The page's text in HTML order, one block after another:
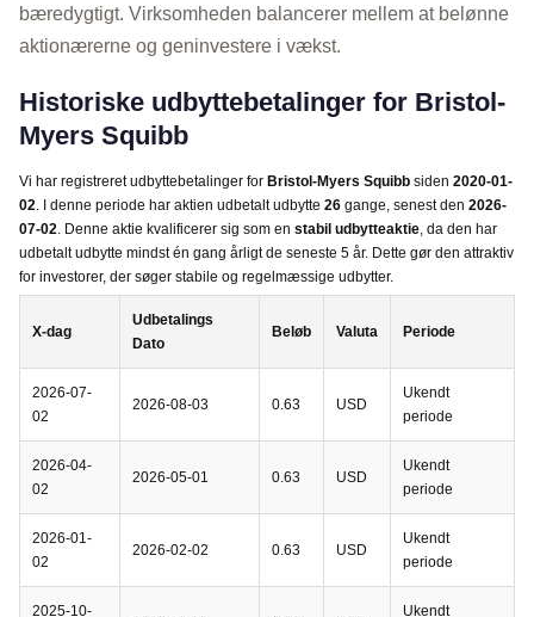
bæredygtigt. Virksomheden balancerer mellem at belønne
aktionærerne og geninvestere i vækst.
Historiske udbyttebetalinger for Bristol-
Myers Squibb
Vi har registreret udbyttebetalinger for Bristol-Myers Squibb siden 2020-01-
02. I denne periode har aktien udbetalt udbytte 26 gange, senest den 2026-
07-02. Denne aktie kvalificerer sig som en stabil udbytteaktie, da den har
udbetalt udbytte mindst én gang årligt de seneste 5 år. Dette gør den attraktiv
for investorer, der søger stabile og regelmæssige udbytter.
X-dag
Udbetalings
Dato
Beløb Valuta Periode
2026-07-
02
2026-08-03 0.63 USD
Ukendt
periode
2026-04-
02
2026-05-01 0.63 USD
Ukendt
periode
2026-01-
02
2026-02-02 0.63 USD
Ukendt
periode
2025-10-
Ukendt